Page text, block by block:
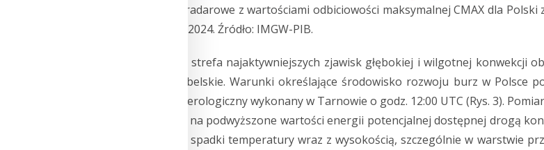
Zobrazowania radarowe z wartościami odbiciowości maksymalnej CMAX dla Polski
13:00 UTC z dnia 21.08.2024. Źródło: IMGW-PIB.
Późnym popołudniem, strefa najaktywniejszych zjawisk głębokiej i wilgotnej konwekcji
woj. podkarpackie i lubelskie. Warunki określające środowisko rozwoju burz w Polsce
reprezentuje sondaż aerologiczny wykonany w Tarnowie o godz. 12:00 UTC (Rys. 3).
atmosfery wskazywały na podwyższone wartości energii potencjalnej dostępnej drogą
J/kg), oraz na znaczne spadki temperatury wraz z wysokością, szczególnie w warstwie